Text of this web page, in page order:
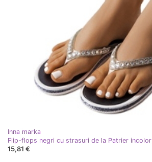
Inna marka
Flip-flops negri cu strasuri de la Patrier incolor
15,81 €